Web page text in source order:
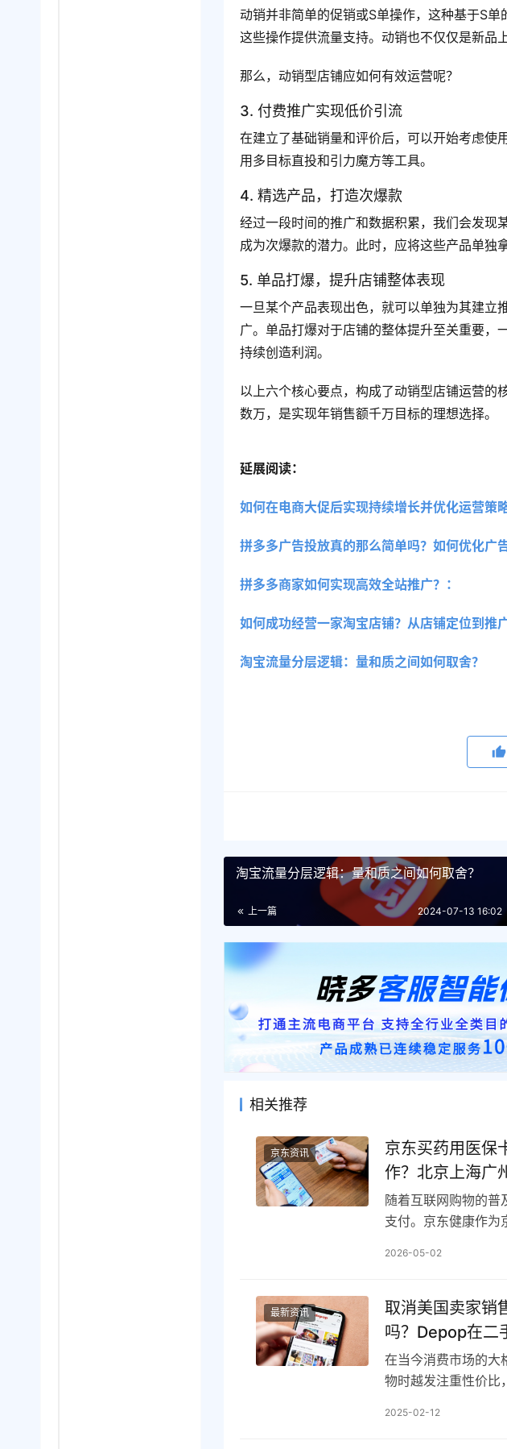
动销并非简单的促销或S单操作，这种基于S
这些操作提供流量支持。动销也不仅仅是新品
那么，动销型店铺应如何有效运营呢？
3. 付费推广实现低价引流
在建立了基础销量和评价后，可以开始考虑使
用多目标直投和引力魔方等工具。
4. 精选产品，打造次爆款
经过一段时间的推广和数据积累，我们会发现
成为次爆款的潜力。此时，应将这些产品单独
5. 单品打爆，提升店铺整体表现
一旦某个产品表现出色，就可以单独为其建立
广。单品打爆对于店铺的整体提升至关重要，
持续创造利润。
以上六个核心要点，构成了动销型店铺运营的
数万，是实现年销售额千万目标的理想选择。
延展阅读：
如何在电商大促后实现持续增长并优化运营策
拼多多广告投放真的那么简单吗？如何优化广
拼多多商家如何实现高效全站推广？：
如何成功经营一家淘宝店铺？从店铺定位到推
淘宝流量分层逻辑：量和质之间如何取舍？
淘宝流量分层逻辑：量和质之间如何取舍？
上一篇 2024-07-13 16:02
相关推荐
京东资讯
京东买药用医保
作？北京上海广
卡一键支付，附
随着互联网购物的普
支付。京东健康作为
2026-05-02
最新资讯
取消美国卖家销
吗？Depop在二
在当今消费市场的大
物时越发注重性价比
2025-02-12